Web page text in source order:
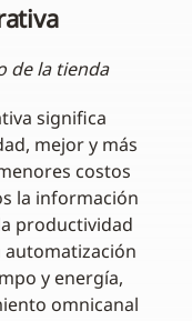
de la tienda
significa
mejor y más
costos
la información
productividad
automatización
y energía,
omnicanal